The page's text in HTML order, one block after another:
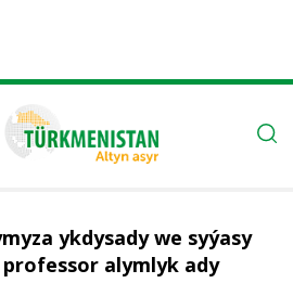
ykdysady we syýasy
alymlyk ady